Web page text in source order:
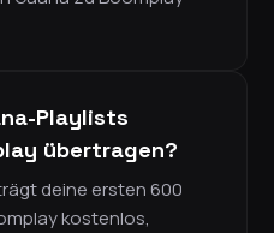
Playlists
übertragen?
deine ersten 600
kostenlos,